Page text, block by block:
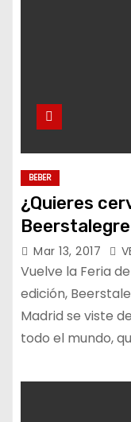
BEBER
¿Quieres
Mar 13, 2017
Vuelve la Feria
edición,
Madrid se viste
todo el mundo,